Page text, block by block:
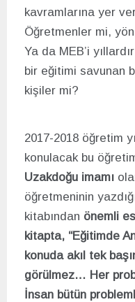
kavramlarına yer
Öğretmenler mi,
Ya da MEB’i
bir eğitimi savunan
kişiler mi?
2017-2018 öğretim
konulacak bu
Uzakdoğu imamı
öğretmeninin
kitabından önemli
kitapta, “Eğitimde
konuda akıl tek
görülmez… Her
İnsan bütün